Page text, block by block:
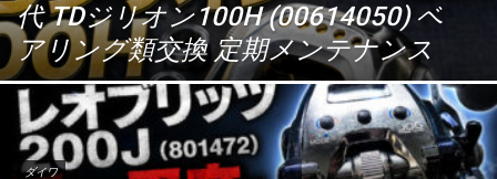
代 TDジリオン100H (00614050) ベ
アリング類交換 定期メンテナンス
ダイワ